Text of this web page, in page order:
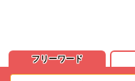
フリーワード